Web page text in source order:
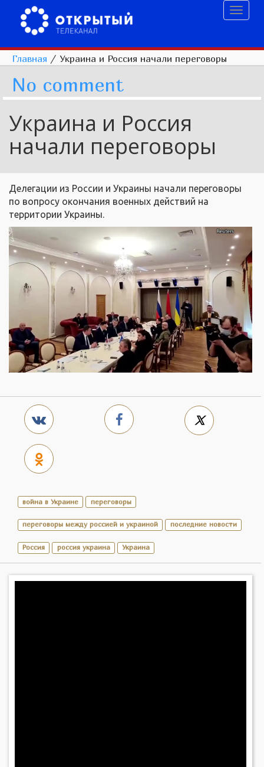
Главная / Украина и Россия начали переговоры
No comment
Украина и Россия
начали переговоры
Делегации из России и Украины начали переговоры
по вопросу окончания военных действий на
территории Украины.
война в Украине переговоры
переговоры между россией и украиной последние новости
Россия россия украина Украина